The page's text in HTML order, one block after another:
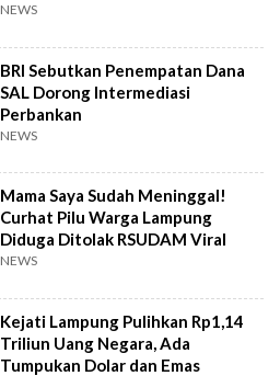
NEWS
BRI Sebutkan Penempatan Dana
SAL Dorong Intermediasi
Perbankan
NEWS
Mama Saya Sudah Meninggal!
Curhat Pilu Warga Lampung
Diduga Ditolak RSUDAM Viral
NEWS
Kejati Lampung Pulihkan Rp1,14
Triliun Uang Negara, Ada
Tumpukan Dolar dan Emas